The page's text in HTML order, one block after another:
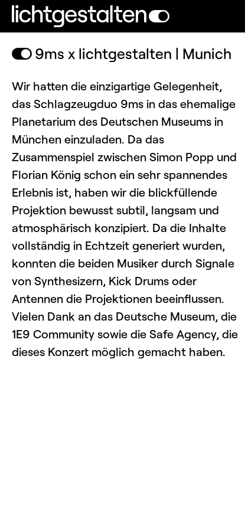
9ms x lichtgestalten | Munich
Wir hatten die einzigartige Gelegenheit,
das Schlagzeugduo 9ms in das ehemalige
Planetarium des Deutschen Museums in
München einzuladen. Da das
Zusammenspiel zwischen Simon Popp und
Florian König schon ein sehr spannendes
Erlebnis ist, haben wir die blickfüllende
Projektion bewusst subtil, langsam und
atmosphärisch konzipiert. Da die Inhalte
vollständig in Echtzeit generiert wurden,
konnten die beiden Musiker durch Signale
von Synthesizern, Kick Drums oder
Antennen die Projektionen beeinflussen.
Vielen Dank an das Deutsche Museum, die
1E9 Community sowie die Safe Agency, die
dieses Konzert möglich gemacht haben.